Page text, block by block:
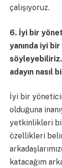
çalışıyoruz.
6. İyi bir
yanında iyi
söyleyebiliriz.
adayın nasıl
İyi bir
olduğuna
yetkinlikleri
özellikleri
katacağım